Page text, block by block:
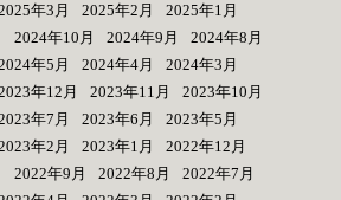
年3月 2025年2月
2025年1月
2024年10月 2024年9月
2024年8月
年5月 2024年4月
2024年3月
年12月 2023年11月
2023年10月
年7月 2023年6月
2023年5月
年2月 2023年1月
2022年12月
2022年9月 2022年8月
2022年7月